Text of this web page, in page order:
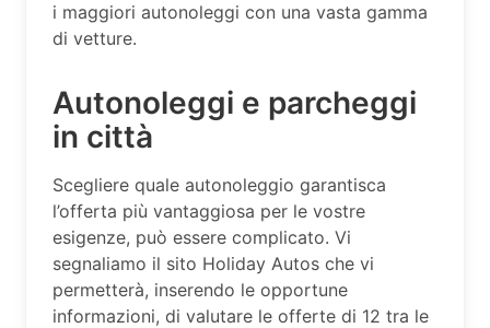
i maggiori autonoleggi con una vasta gamma
di vetture.
Autonoleggi e parcheggi
in città
Scegliere quale autonoleggio garantisca
l’offerta più vantaggiosa per le vostre
esigenze, può essere complicato. Vi
segnaliamo il sito Holiday Autos che vi
permetterà, inserendo le opportune
informazioni, di valutare le offerte di 12 tra le